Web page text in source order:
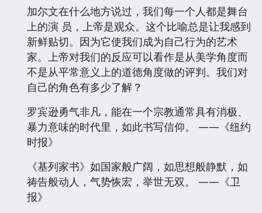
加尔文在什么地方说过，我们每一个人都是舞台
上的演 员，上帝是观众。这个比喻总是让我感到
新鲜贴切。因为它使我们成为自己行为的艺术
家。上帝对我们的反应可以看作是从美学角度而
不是从平常意义上的道德角度做的评判。我们对
自己的角色有多少了解？
罗宾逊勇气非凡，能在一个宗教通常具有消极、
暴力意味的时代里，如此书写信仰。 ——《纽约
时报》
《基列家书》如国家般广阔，如思想般静默，如
祷告般动人，气势恢宏，举世无双。 ——《卫
报》